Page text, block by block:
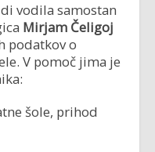
vodila samostan
Mirjam Čeligoj
podatkov o
V pomoč jima je
šole, prihod